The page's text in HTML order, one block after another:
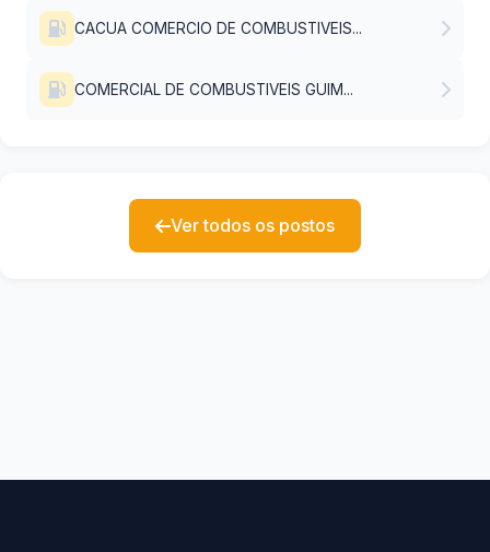
CACUA COMERCIO DE COMBUSTIVEIS...
COMERCIAL DE COMBUSTIVEIS GUIM...
Ver todos os postos